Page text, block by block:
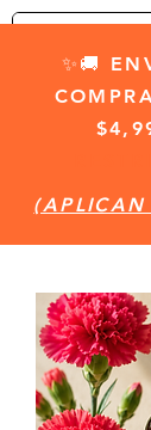
✨🚚
(APLICAN